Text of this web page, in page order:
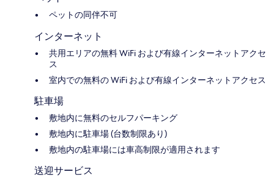
ペットの同伴不可
インターネット
共用エリアの無料 WiFi および有線インターネットアクセ
ス
室内での無料の WiFi および有線インターネットアクセス
駐車場
敷地内に無料のセルフパーキング
敷地内に駐車場 (台数制限あり)
敷地内の駐車場には車高制限が適用されます
送迎サービス